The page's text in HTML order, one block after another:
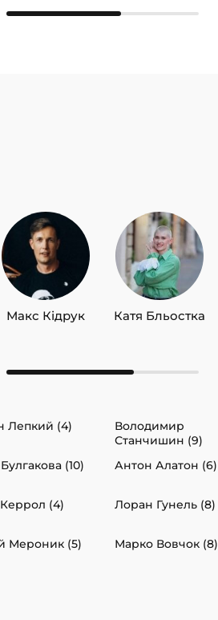
Макс Кідрук Катя Бльостка
Лепкий (4)
Володимир
Станчишин (9)
(10) Антон Алатон (6)
(4) Лоран Гунель (8)
Мероник (5) Марко Вовчок (8)